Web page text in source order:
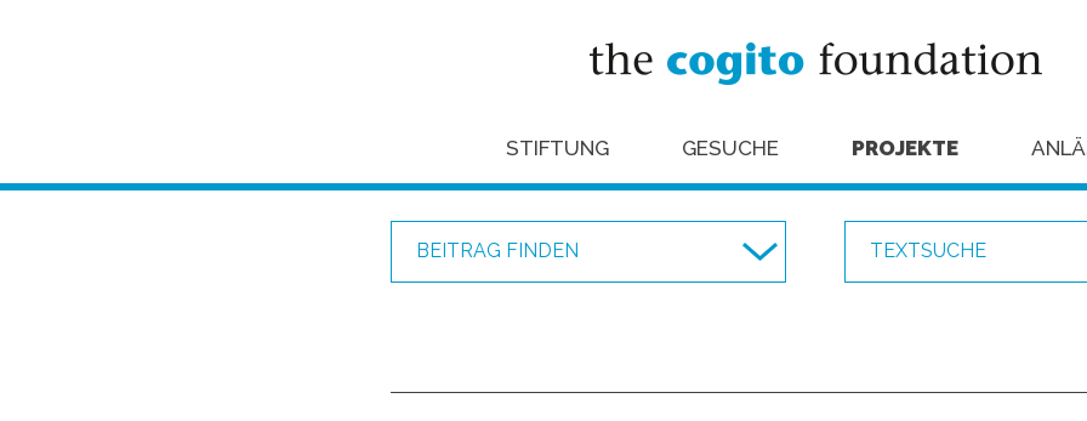
STIFTUNG GESUCHE PROJEKTE
BEITRAG FINDEN